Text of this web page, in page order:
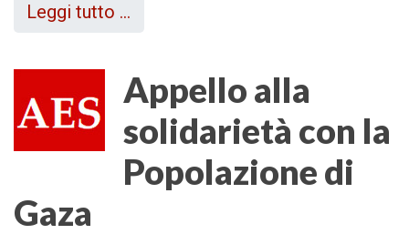
Leggi tutto …
Appello alla
solidarietà con la
Popolazione di
Gaza